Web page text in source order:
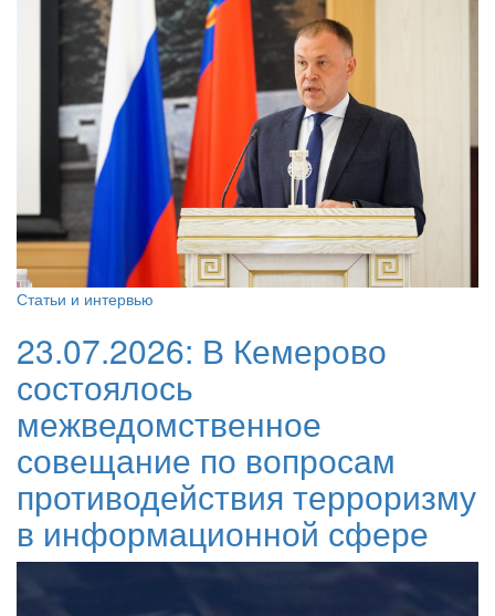
Статьи и интервью
23.07.2026: В Кемерово
состоялось
межведомственное
совещание по вопросам
противодействия терроризму
в информационной сфере